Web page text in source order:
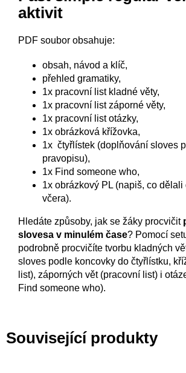
aktivit
PDF soubor obsahuje:
obsah, návod a klíč,
přehled gramatiky,
1x pracovní list kladné věty,
1x pracovní list záporné věty,
1x pracovní list otázky,
1x obrázková křížovka,
1x čtyřlístek (doplňování sloves
pravopisu),
1x Find someone who,
1x obrázkový PL (napiš, co
včera).
Hledáte způsoby, jak se žáky procvičit
slovesa v minulém čase? Pomocí
podrobně procvičíte tvorbu kladných
sloves podle koncovky do čtyřlístku,
list), záporných vět (pracovní list) i
Find someone who).
Související produkty